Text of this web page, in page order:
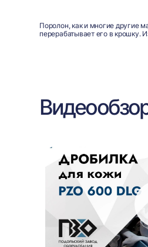
Поролон, как и многие другие
перерабатывает его в крошку.